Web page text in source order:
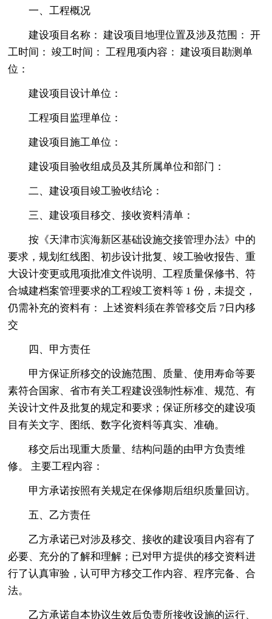
一、工程概况
建设项目名称： 建设项目地理位置及涉及范围： 开
工时间： 竣工时间： 工程甩项内容： 建设项目勘测单
位：
建设项目设计单位：
工程项目监理单位：
建设项目施工单位：
建设项目验收组成员及其所属单位和部门：
二、建设项目竣工验收结论：
三、建设项目移交、接收资料清单：
按《天津市滨海新区基础设施交接管理办法》中的
要求，规划红线图、初步设计批复、竣工验收报告、重
大设计变更或甩项批准文件说明、工程质量保修书、符
合城建档案管理要求的工程竣工资料等 1 份，未提交，
仍需补充的资料有： 上述资料须在养管移交后 7日内移
交
四、甲方责任
甲方保证所移交的设施范围、质量、使用寿命等要
素符合国家、省市有关工程建设强制性标准、规范、有
关设计文件及批复的规定和要求；保证所移交的建设项
目有关文字、图纸、数字化资料等真实、准确。
移交后出现重大质量、结构问题的由甲方负责维
修。 主要工程内容：
甲方承诺按照有关规定在保修期后组织质量回访。
五、乙方责任
乙方承诺已对涉及移交、接收的建设项目内容有了
必要、充分的了解和理解；已对甲方提供的移交资料进
行了认真审验，认可甲方移交工作内容、程序完备、合
法。
乙方承诺自本协议生效后负责所接收设施的运行、